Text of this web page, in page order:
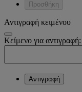
Προσθήκη
Αντιγραφή κειμένου
Κείμενο για αντιγραφή:
Αντιγραφή